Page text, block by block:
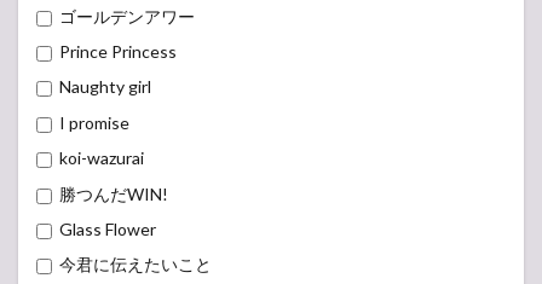
ゴールデンアワー
Prince Princess
Naughty girl
I promise
koi-wazurai
勝つんだWIN!
Glass Flower
今君に伝えたいこと